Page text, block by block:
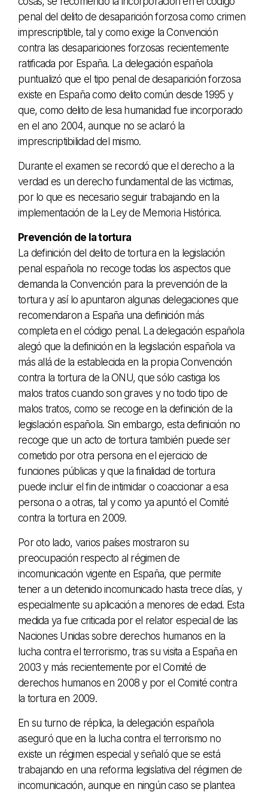
penal del delito de desaparición forzosa como crimen
imprescriptible, tal y como exige la Convención
contra las desapariciones forzosas recientemente
ratificada por España. La delegación española
puntualizó que el tipo penal de desaparición forzosa
existe en España como delito común desde 1995 y
que, como delito de lesa humanidad fue incorporado
en el ano 2004, aunque no se aclaró la
imprescriptibilidad del mismo.
Durante el examen se recordó que el derecho a la
verdad es un derecho fundamental de las victimas,
por lo que es necesario seguir trabajando en la
implementación de la Ley de Memoria Histórica.
Prevención de la tortura
La definición del delito de tortura en la legislación
penal española no recoge todas los aspectos que
demanda la Convención para la prevención de la
tortura y así lo apuntaron algunas delegaciones que
recomendaron a España una definición más
completa en el código penal. La delegación española
alegó que la definición en la legislación española va
más allá de la establecida en la propia Convención
contra la tortura de la ONU, que sólo castiga los
malos tratos cuando son graves y no todo tipo de
malos tratos, como se recoge en la definición de la
legislación española. Sin embargo, esta definición no
recoge que un acto de tortura también puede ser
cometido por otra persona en el ejercicio de
funciones públicas y que la finalidad de tortura
puede incluir el fin de intimidar o coaccionar a esa
persona o a otras, tal y como ya apuntó el Comité
contra la tortura en 2009.
Por oto lado, varios países mostraron su
preocupación respecto al régimen de
incomunicación vigente en España, que permite
tener a un detenido incomunicado hasta trece días, y
especialmente su aplicación a menores de edad. Esta
medida ya fue criticada por el relator especial de las
Naciones Unidas sobre derechos humanos en la
lucha contra el terrorismo, tras su visita a España en
2003 y más recientemente por el Comité de
derechos humanos en 2008 y por el Comité contra
la tortura en 2009.
En su turno de réplica, la delegación española
aseguró que en la lucha contra el terrorismo no
existe un régimen especial y señaló que se está
trabajando en una reforma legislativa del régimen de
incomunicación, aunque en ningún caso se plantea